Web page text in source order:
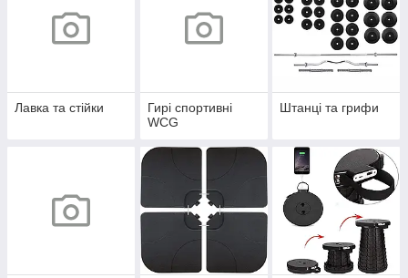
Лавка та стійки
Гирі спортивні
WCG
Штанці та грифи